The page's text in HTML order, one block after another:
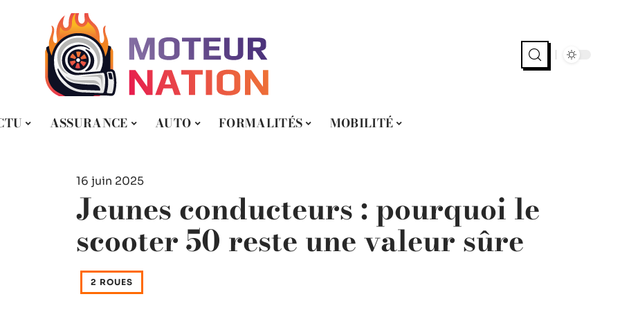
ASSURANCE AUTO FORMALITÉS MOBILITÉ
16 juin 2025
Jeunes conducteurs : pourquoi le
scooter 50 reste une valeur sûre
2 ROUES